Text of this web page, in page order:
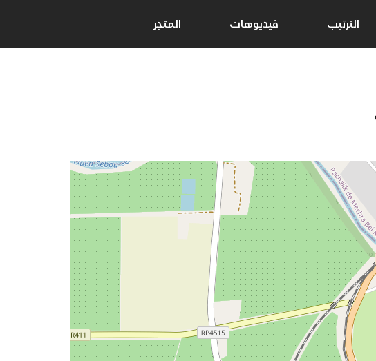
الترتيب فيديوهات المتجر